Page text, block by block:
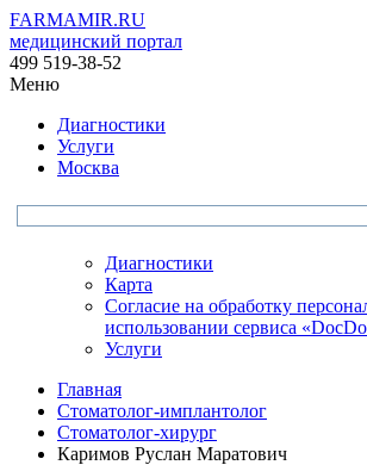
FARMAMIR.RU
медицинский портал
499 519-38-52
Меню
Диагностики
Услуги
Москва
Диагностики
Карта
Согласие на обработку
использовании сервиса
Услуги
Главная
Стоматолог-имплантолог
Стоматолог-хирург
Каримов Руслан Маратович